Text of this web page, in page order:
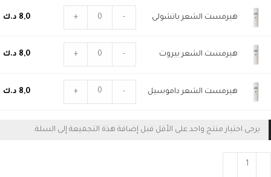
هيرمست الشعر باتشولى -
+
8,0 د.ك
هيرمست الشعر بيروت -
+
8,0 د.ك
هيرمست الشعر داموسيل -
+
8,0 د.ك
يرجى اختيار منتج واحد على الأقل قبل إضافة هذة التجميعة إلى السلة.